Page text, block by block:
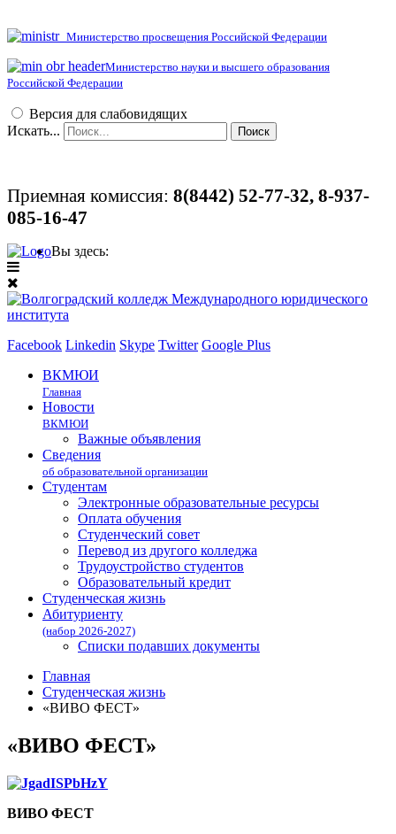
Министерство просвещения Российской Федерации
Министерство науки и высшего образования
Российской Федерации
Версия для слабовидящих
Искать...
Поиск
Приемная комиссия: 8(8442) 52-77-32, 8-937-
085-16-47
Facebook Linkedin Skype Twitter Google Plus
ВКМЮИ
Главная
Новости
ВКМЮИ
Важные объявления
Сведения
об образовательной организации
Студентам
Электронные образовательные ресурсы
Оплата обучения
Студенческий совет
Перевод из другого колледжа
Трудоустройство студентов
Образовательный кредит
Студенческая жизнь
Абитуриенту
(набор 2026-2027)
Списки подавших документы
Вы здесь:
Главная
Студенческая жизнь
«ВИВО ФЕСТ»
«ВИВО ФЕСТ»
ВИВО ФЕСТ